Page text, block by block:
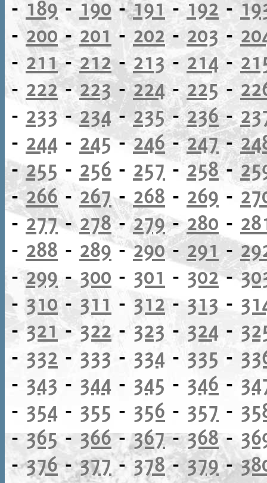
- 189- 190 -191- 192 -
-200-201 - 202 - 203 -
- 211-212-213- 214-
- 222-223-224- 225-
- 233 -234- 235-236-
- 244 - 245-246-247-
-255 - 256 - 257 - 258-
-266 - 267- 268 - 269 -
-277-278-279-280 -
- 288 - 289-290-291 -
-299 - 300 - 301 - 302-
-310-311 - 312- 313 -
-321 -322 - 323 - 324 -
- 332 - 333 - 334 - 335 -
- 343 - 344 - 345 - 346 -
- 354 - 355 - 356 - 357 -
-365-366-367-368-
-376-377-378-379-